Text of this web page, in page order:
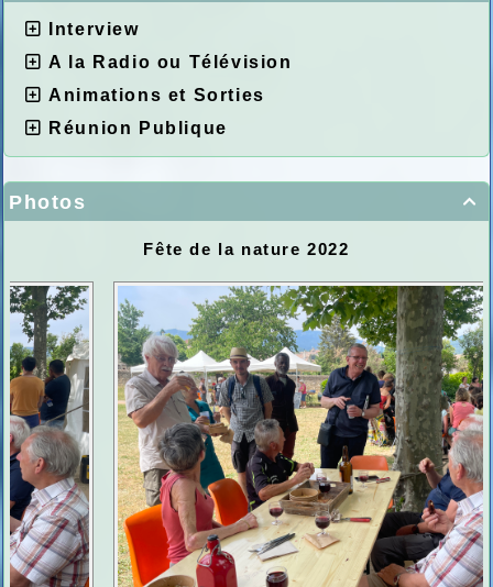
Interview
A la Radio ou Télévision
Animations et Sorties
Réunion Publique

Photos
Fête de la nature 2022